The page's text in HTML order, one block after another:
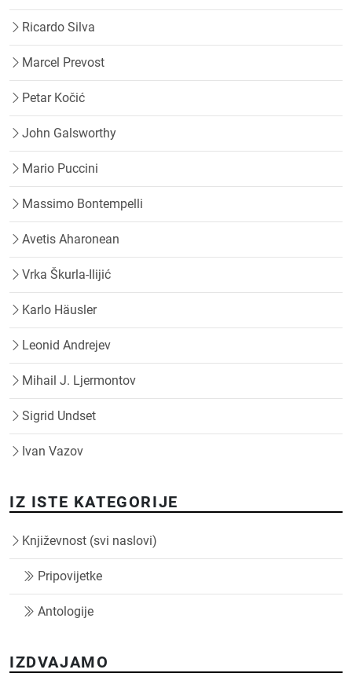
Ricardo Silva
Marcel Prevost
Petar Kočić
John Galsworthy
Mario Puccini
Massimo Bontempelli
Avetis Aharonean
Vrka Škurla-Ilijić
Karlo Häusler
Leonid Andrejev
Mihail J. Ljermontov
Sigrid Undset
Ivan Vazov
IZ ISTE KATEGORIJE
Književnost (svi naslovi)
Pripovijetke
Antologije
IZDVAJAMO